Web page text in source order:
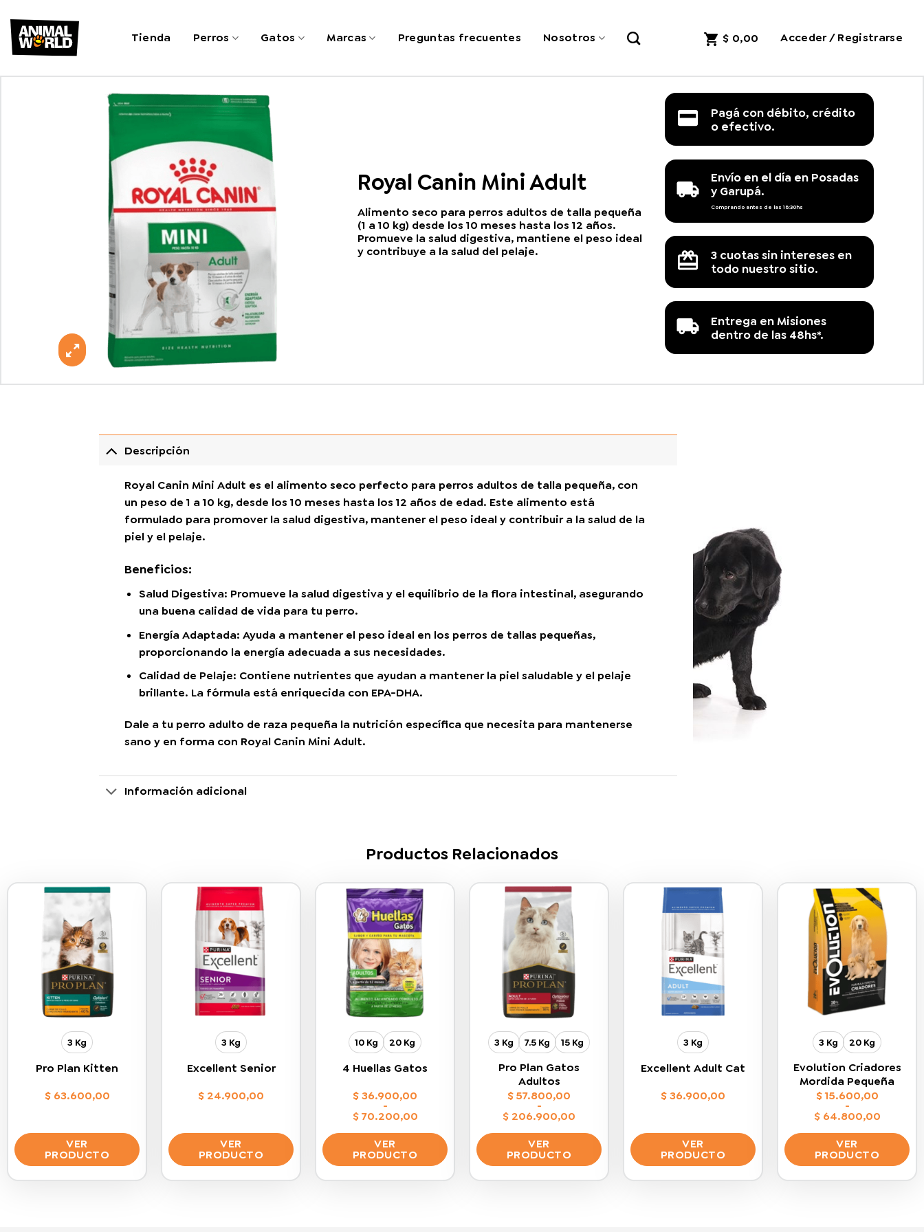
contenido
Tienda Perros Gatos Marcas Preguntas frecuentes Nosotros $ 0,00 Acceder / Registrarse
Royal Canin Mini Adult
Alimento seco para perros adultos de talla pequeña
(1 a 10 kg) desde los 10 meses hasta los 12 años.
Promueve la salud digestiva, mantiene el peso ideal
y contribuye a la salud del pelaje.
Pagá con débito, crédito
o efectivo.
Envío en el día en Posadas
y Garupá.
Comprando antes de las 16:30hs
3 cuotas sin intereses en
todo nuestro sitio.
Entrega en Misiones
dentro de las 48hs*.
Descripción
Royal Canin Mini Adult es el alimento seco perfecto para perros adultos de talla pequeña, con
un peso de 1 a 10 kg, desde los 10 meses hasta los 12 años de edad. Este alimento está
formulado para promover la salud digestiva, mantener el peso ideal y contribuir a la salud de la
piel y el pelaje.
Beneficios:
Salud Digestiva: Promueve la salud digestiva y el equilibrio de la flora intestinal, asegurando
una buena calidad de vida para tu perro.
Energía Adaptada: Ayuda a mantener el peso ideal en los perros de tallas pequeñas,
proporcionando la energía adecuada a sus necesidades.
Calidad de Pelaje: Contiene nutrientes que ayudan a mantener la piel saludable y el pelaje
brillante. La fórmula está enriquecida con EPA-DHA.
Dale a tu perro adulto de raza pequeña la nutrición específica que necesita para mantenerse
sano y en forma con Royal Canin Mini Adult.
Información adicional
Productos Relacionados
3 Kg
Pro Plan Kitten
$63.600,00
VER
PRODUCTO
3 Kg
Excellent Senior
$ 24.900,00
VER
PRODUCTO
10 Kg 20 Kg
4 Huellas Gatos
$36.900,00
-
$70.200,00
Rango
de
precios:
desde
$ 36.900,00
$ 70.200,00
VER
PRODUCTO
3 Kg 7.5 Kg 15 Kg
Pro Plan Gatos
Adultos
$57.800,00
-
$ 206.900,00
Rango
de
precios:
desde
$ 57.800,00
$ 206.900,00
VER
PRODUCTO
3 Kg
Excellent Adult Cat
$36.900,00
VER
PRODUCTO
3 Kg 20 Kg
Evolution Criadores
Mordida Pequeña
$15.600,00
-
$64.800,00
Rango
de
precios:
desde
$ 15.600,00
$ 64.800,00
VER
PRODUCTO